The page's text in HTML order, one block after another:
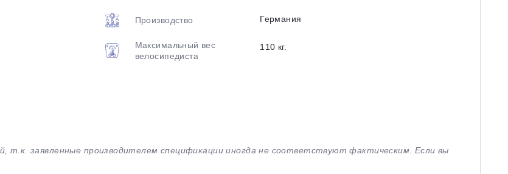
Производство Германия
Максимальный вес
велосипедиста
110 кг.
т.к. заявленные производителем спецификации иногда не соответствуют фактическим. Если вы